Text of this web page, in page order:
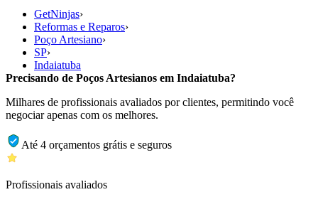
GetNinjas›
Reformas e Reparos›
Poço Artesiano›
SP›
Indaiatuba
Precisando de Poços Artesianos em Indaiatuba?
Milhares de profissionais avaliados por clientes, permitindo você
negociar apenas com os melhores.
Até 4 orçamentos grátis e seguros
Profissionais avaliados